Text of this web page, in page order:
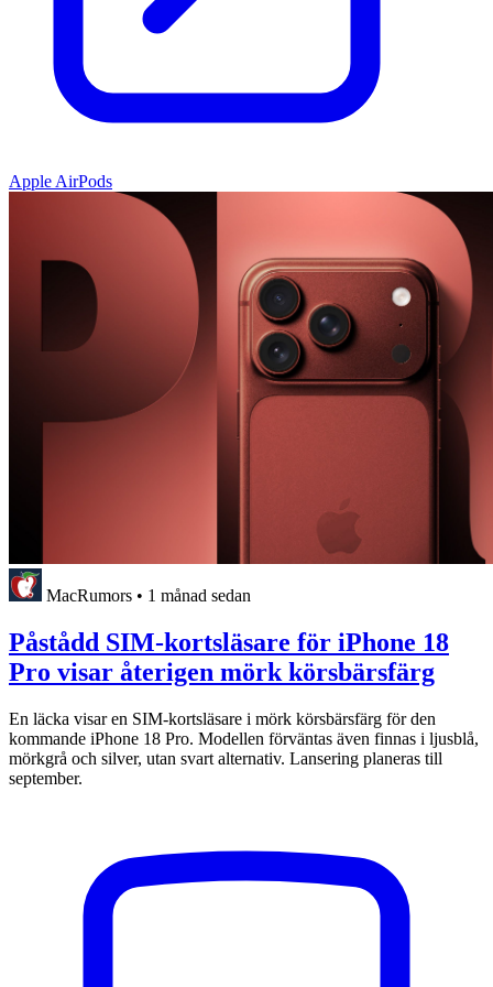
Apple AirPods
MacRumors • 1 månad sedan
Påstådd SIM-kortsläsare för iPhone 18
Pro visar återigen mörk körsbärsfärg
En läcka visar en SIM-kortsläsare i mörk körsbärsfärg för den
kommande iPhone 18 Pro. Modellen förväntas även finnas i ljusblå,
mörkgrå och silver, utan svart alternativ. Lansering planeras till
september.